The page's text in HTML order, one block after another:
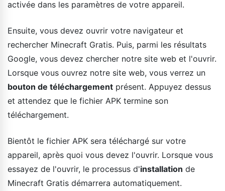
activée dans les paramètres de votre appareil.
Ensuite, vous devez ouvrir votre navigateur et
rechercher Minecraft Gratis. Puis, parmi les résultats
Google, vous devez chercher notre site web et l'ouvrir.
Lorsque vous ouvrez notre site web, vous verrez un
bouton de téléchargement présent. Appuyez dessus
et attendez que le fichier APK termine son
téléchargement.
Bientôt le fichier APK sera téléchargé sur votre
appareil, après quoi vous devez l'ouvrir. Lorsque vous
essayez de l'ouvrir, le processus d'installation de
Minecraft Gratis démarrera automatiquement.